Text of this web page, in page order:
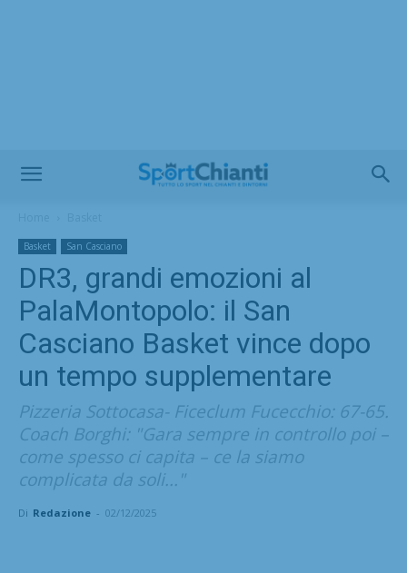
Basket San Casciano
DR3, grandi emozioni al
PalaMontopolo: il San
Casciano Basket vince dopo
un tempo supplementare
Pizzeria Sottocasa- Ficeclum Fucecchio: 67-65.
Coach Borghi: "Gara sempre in controllo poi –
come spesso ci capita – ce la siamo
complicata da soli..."
Di Redazione - 02/12/2025